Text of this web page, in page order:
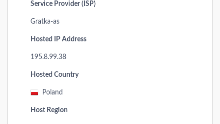
Service Provider (ISP)
Gratka-as
Hosted IP Address
195.8.99.38
Hosted Country
Poland
Host Region